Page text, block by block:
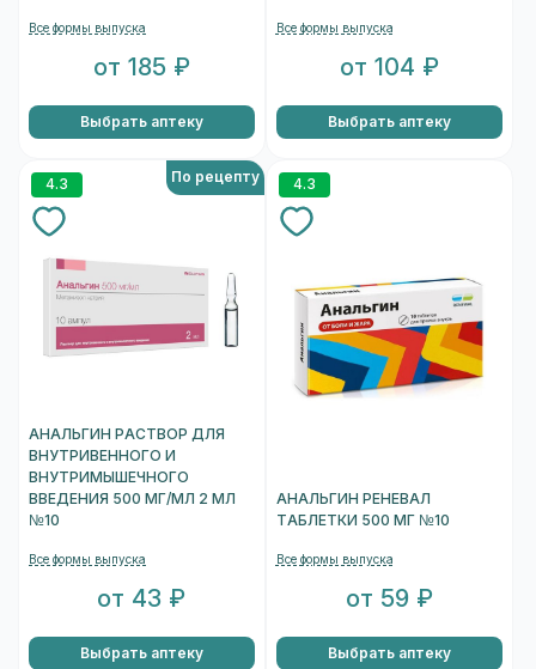
Все формы выпуска
от 185 ₽
Выбрать аптеку
Все формы выпуска
от 104 ₽
Выбрать аптеку
4.3 По рецепту
АНАЛЬГИН РАСТВОР ДЛЯ
ВНУТРИВЕННОГО И
ВНУТРИМЫШЕЧНОГО
ВВЕДЕНИЯ 500 МГ/МЛ 2 МЛ
№10
Все формы выпуска
от 43 ₽
Выбрать аптеку
4.3
АНАЛЬГИН РЕНЕВАЛ
ТАБЛЕТКИ 500 МГ №10
Все формы выпуска
от 59 ₽
Выбрать аптеку